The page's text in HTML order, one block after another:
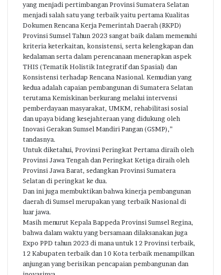
yang menjadi pertimbangan Provinsi Sumatera Selatan
menjadi salah satu yang terbaik yaitu pertama Kualitas
Dokumen Rencana Kerja Pemerintah Daerah (RKPD)
Provinsi Sumsel Tahun 2023 sangat baik dalam memenuhi
kriteria keterkaitan, konsistensi, serta kelengkapan dan
kedalaman serta dalam perencanaan menerapkan aspek
THIS (Tematik Holistik Integratif dan Spasial) dan
Konsistensi terhadap Rencana Nasional. Kemudian yang
kedua adalah capaian pembangunan di Sumatera Selatan
terutama Kemiskinan berkurang melalui intervensi
pemberdayaan masyarakat, UMKM, rehabilitasi sosial
dan upaya bidang kesejahteraan yang didukung oleh
Inovasi Gerakan Sumsel Mandiri Pangan (GSMP),”
tandasnya.
Untuk diketahui, Provinsi Peringkat Pertama diraih oleh
Provinsi Jawa Tengah dan Peringkat Ketiga diraih oleh
Provinsi Jawa Barat, sedangkan Provinsi Sumatera
Selatan di peringkat ke dua.
Dan ini juga membuktikan bahwa kinerja pembangunan
daerah di Sumsel merupakan yang terbaik Nasional di
luar jawa.
Masih menurut Kepala Bappeda Provinsi Sumsel Regina,
bahwa dalam waktu yang bersamaan dilaksanakan juga
Expo PPD tahun 2023 di mana untuk 12 Provinsi terbaik,
12 Kabupaten terbaik dan 10 Kota terbaik menampilkan
anjungan yang berisikan pencapaian pembangunan dan